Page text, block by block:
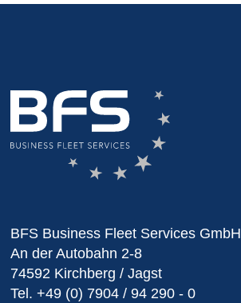
BFS Business Fleet Services GmbH
An der Autobahn 2-8
74592 Kirchberg / Jagst
Tel. +49 (0) 7904 / 94 290 - 0